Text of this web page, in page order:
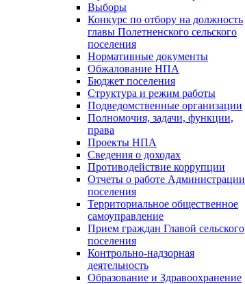
Выборы
Конкурс по отбору на должность
главы Полетненского сельского
поселения
Нормативные документы
Обжалование НПА
Бюджет поселения
Структура и режим работы
Подведомственные организации
Полномочия, задачи, функции,
права
Проекты НПА
Сведения о доходах
Противодействие коррупции
Отчеты о работе Администрации
поселения
Территориальное общественное
самоуправление
Прием граждан Главой сельского
поселения
Контрольно-надзорная
деятельность
Образование и Здравоохранение